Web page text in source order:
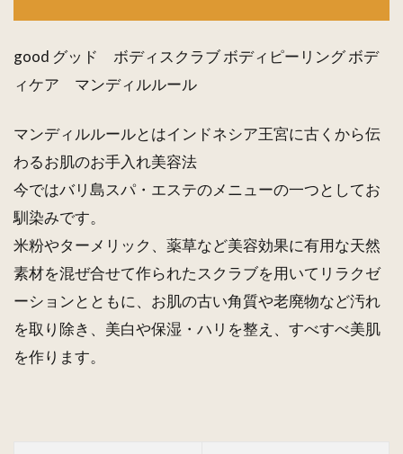
ルー
リ島
スパ
エス
グッ
ド マ
ィル
ルー
ル
1kg
バリ
コス
メ
good グッド ボディスクラブ ボディピーリング ボデ
ィケア マンディルルール
マンディルルールとはインドネシア王宮に古くから伝
わるお肌のお手入れ美容法
今ではバリ島スパ・エステのメニューの一つとしてお
馴染みです。
米粉やターメリック、薬草など美容効果に有用な天然
素材を混ぜ合せて作られたスクラブを用いてリラクゼ
ーションとともに、お肌の古い角質や老廃物など汚れ
を取り除き、美白や保湿・ハリを整え、すべすべ美肌
を作ります。